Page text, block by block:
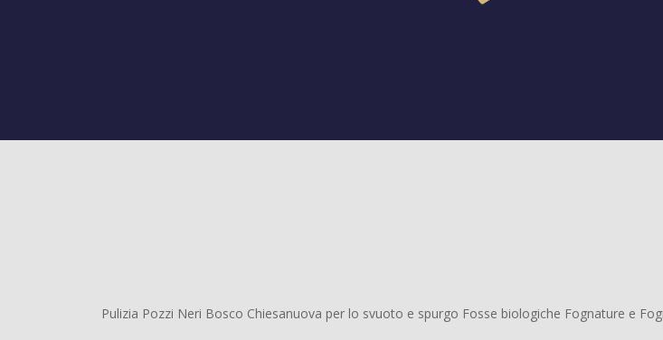
Pulizia Pozzi Neri Bosco Chiesanuova per lo svuoto e spurgo Fosse biologiche Fognature e